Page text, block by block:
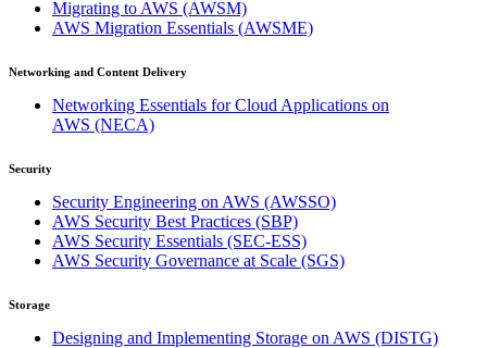
Migrating to AWS (AWSM)
AWS Migration Essentials (AWSME)
Networking and Content Delivery
Networking Essentials for Cloud Applications on
AWS (NECA)
Security
Security Engineering on AWS (AWSSO)
AWS Security Best Practices (SBP)
AWS Security Essentials (SEC-ESS)
AWS Security Governance at Scale (SGS)
Storage
Designing and Implementing Storage on AWS (DISTG)